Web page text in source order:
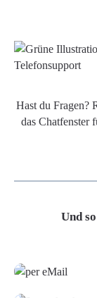
Hast du Fragen?
das Chatfenster
Und